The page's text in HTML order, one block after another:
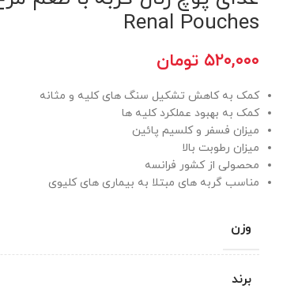
Renal Pouches
۵۲۰,۰۰۰ تومان
کمک به کاهش تشکیل سنگ های کلیه و مثانه
کمک به بهبود عملکرد کلیه ها
میزان فسفر و کلسیم پائین
میزان رطوبت بالا
محصولی از کشور فرانسه
مناسب گربه های مبتلا به بیماری های کلیوی
وزن
برند